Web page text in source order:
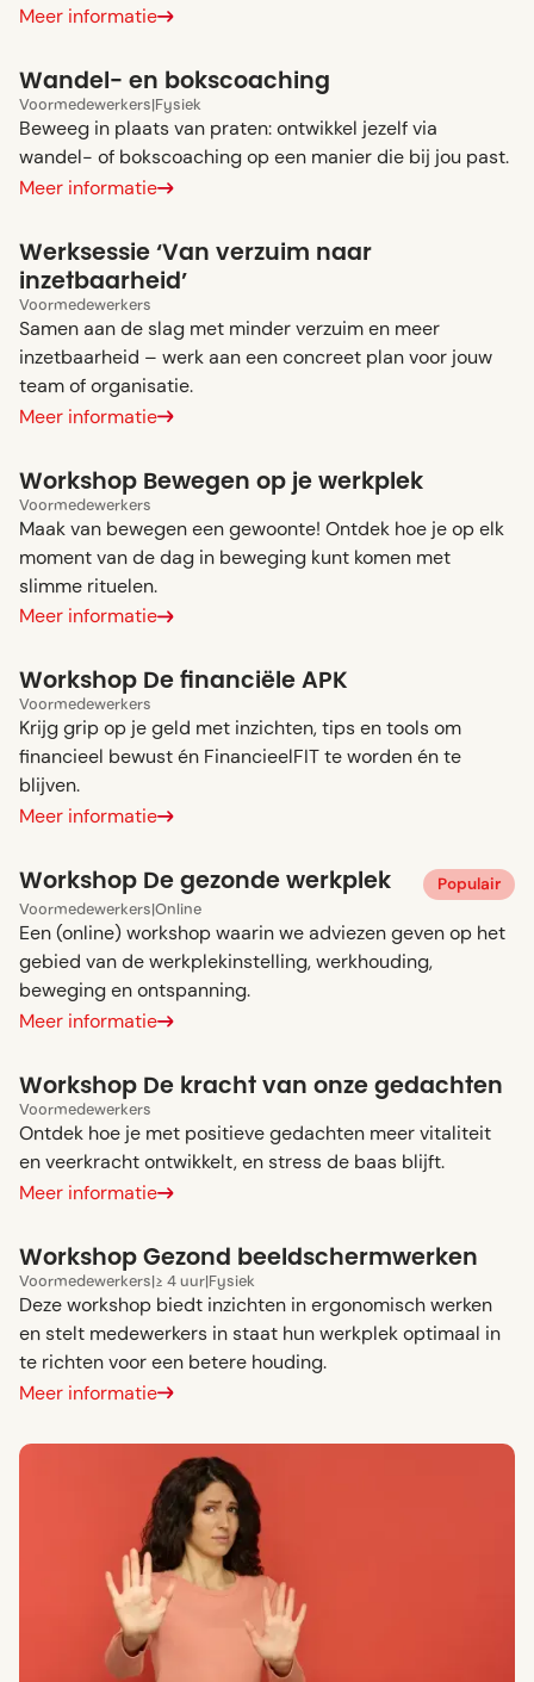
Meer informatie
Wandel- en bokscoaching
Voormedewerkers|Fysiek
Beweeg in plaats van praten: ontwikkel jezelf via
wandel- of bokscoaching op een manier die bij jou past.
Meer informatie
Werksessie ‘Van verzuim naar
inzetbaarheid’
Voormedewerkers
Samen aan de slag met minder verzuim en meer
inzetbaarheid – werk aan een concreet plan voor jouw
team of organisatie.
Meer informatie
Workshop Bewegen op je werkplek
Voormedewerkers
Maak van bewegen een gewoonte! Ontdek hoe je op elk
moment van de dag in beweging kunt komen met
slimme rituelen.
Meer informatie
Workshop De financiële APK
Voormedewerkers
Krijg grip op je geld met inzichten, tips en tools om
financieel bewust én FinancieelFIT te worden én te
blijven.
Meer informatie
Workshop De gezonde werkplek
Populair
Voormedewerkers|Online
Een (online) workshop waarin we adviezen geven op het
gebied van de werkplekinstelling, werkhouding,
beweging en ontspanning.
Meer informatie
Workshop De kracht van onze gedachten
Voormedewerkers
Ontdek hoe je met positieve gedachten meer vitaliteit
en veerkracht ontwikkelt, en stress de baas blijft.
Meer informatie
Workshop Gezond beeldschermwerken
Voormedewerkers|≥ 4 uur|Fysiek
Deze workshop biedt inzichten in ergonomisch werken
en stelt medewerkers in staat hun werkplek optimaal in
te richten voor een betere houding.
Meer informatie